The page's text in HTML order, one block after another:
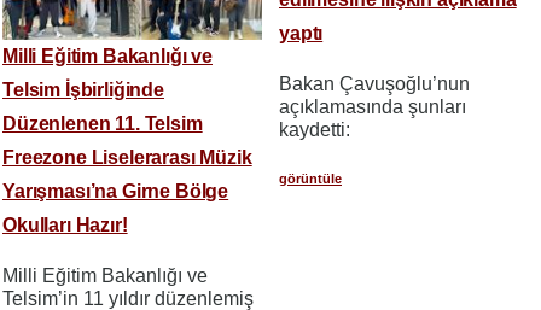
Milli Eğitim Bakanlığı ve
Telsim İşbirliğinde
Düzenlenen 11. Telsim
Freezone Liselerarası Müzik
Yarışması’na Girne Bölge
Okulları Hazır!
Milli Eğitim Bakanlığı ve
Telsim’in 11 yıldır düzenlemiş
yaptı
Bakan Çavuşoğlu’nun
açıklamasında şunları
kaydetti:
görüntüle